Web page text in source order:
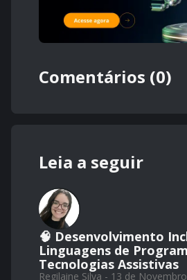
Comentários (0)
Leia a seguir
🧠 Desenvolvimento
Linguagens de
Tecnologias Assistivas
Regilaine Silva - 13 de Novembro